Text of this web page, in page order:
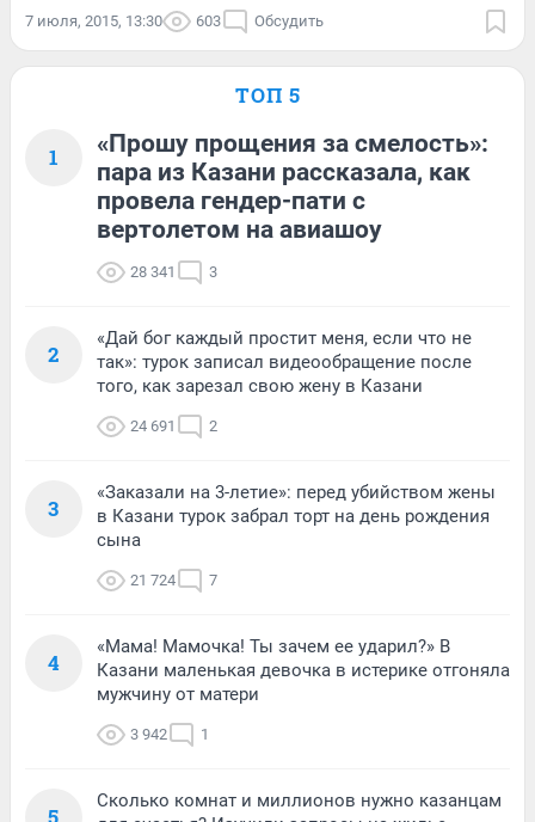
7 июля, 2015, 13:30 603 Обсудить
ТОП 5
1
«Прошу прощения за смелость»:
пара из Казани рассказала, как
провела гендер-пати с
вертолетом на авиашоу
28 341 3
2
«Дай бог каждый простит меня, если что не
так»: турок записал видеообращение после
того, как зарезал свою жену в Казани
24 691 2
3
«Заказали на 3-летие»: перед убийством жены
в Казани турок забрал торт на день рождения
сына
21 724 7
4
«Мама! Мамочка! Ты зачем ее ударил?» В
Казани маленькая девочка в истерике отгоняла
мужчину от матери
3 942 1
Сколько комнат и миллионов нужно казанцам